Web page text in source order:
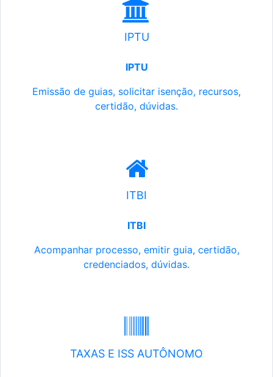
IPTU
IPTU
Emissão de guias, solicitar isenção, recursos,
certidão, dúvidas.
ITBI
ITBI
Acompanhar processo, emitir guia, certidão,
credenciados, dúvidas.
TAXAS E ISS AUTÔNOMO